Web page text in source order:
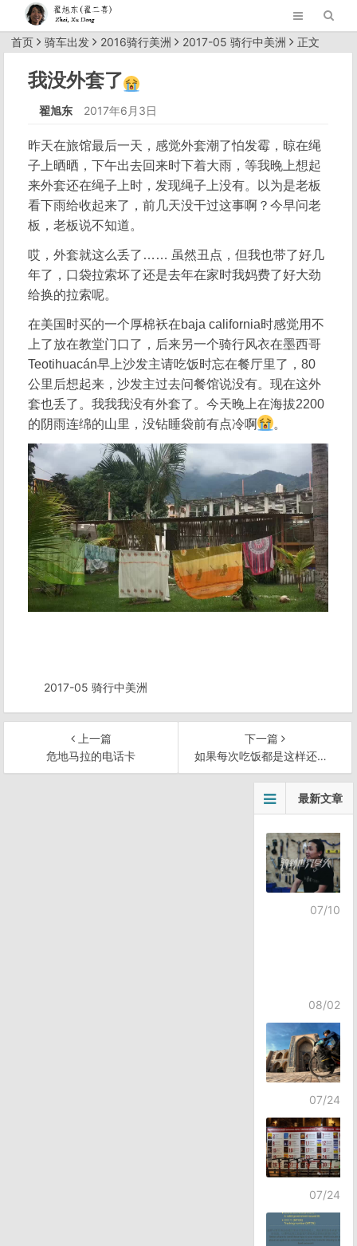
首页 骑车出发 2016骑行美洲 2017-05 骑行中美洲 正文
我没外套了
翟旭东 2017年6月3日
昨天在旅馆最后一天，感觉外套潮了怕发霉，晾在绳
子上晒晒，下午出去回来时下着大雨，等我晚上想起
来外套还在绳子上时，发现绳子上没有。以为是老板
看下雨给收起来了，前几天没干过这事啊？今早问老
板，老板说不知道。
哎，外套就这么丢了…… 虽然丑点，但我也带了好几
年了，口袋拉索坏了还是去年在家时我妈费了好大劲
给换的拉索呢。
在美国时买的一个厚棉袄在baja california时感觉用不
上了放在教堂门口了，后来另一个骑行风衣在墨西哥
Teotihuacán早上沙发主请吃饭时忘在餐厅里了，80
公里后想起来，沙发主过去问餐馆说没有。现在这外
套也丢了。我我我没有外套了。今天晚上在海拔2200
的阴雨连绵的山里，没钻睡袋前有点冷啊
。
2017-05 骑行中美洲
上一篇
危地马拉的电话卡
下一篇
如果每次吃饭都是这样还差不多
最新文章
07/10
08/02
07/24
07/24